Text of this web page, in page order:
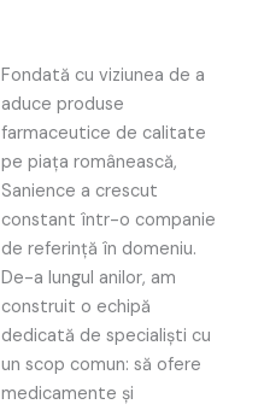
Fondată cu viziunea de a
aduce produse
farmaceutice de calitate
pe piața românească,
Sanience a crescut
constant într-o companie
de referință în domeniu.
De-a lungul anilor, am
construit o echipă
dedicată de specialiști cu
un scop comun: să ofere
medicamente și